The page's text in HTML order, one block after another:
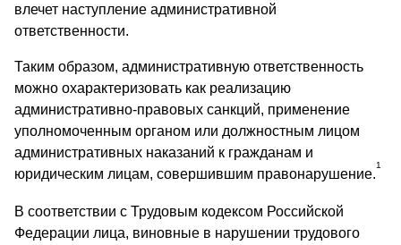
влечет наступление административной
ответственности.
Таким образом, административную ответственность
можно охарактеризовать как реализацию
административно-правовых санкций, применение
уполномоченным органом или должностным лицом
административных наказаний к гражданам и
юридическим лицам, совершившим правонарушение.
1
В соответствии с Трудовым кодексом Российской
Федерации лица, виновные в нарушении трудового